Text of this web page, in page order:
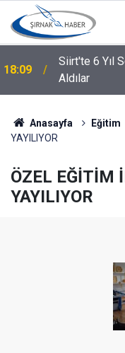
18:09
Siirt'te 6 Yıl
Aldılar
Anasayfa Eğitim
YAYILIYOR
ÖZEL EĞİTİM
YAYILIYOR